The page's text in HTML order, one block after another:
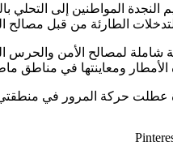
النجدة المواطنين إلى التحلي
الطارئة من قبل مصالح
شاملة لمصالح الأمن والحرس
الأمطار ومعاينتها في مناطق
عطلت حركة المرور في